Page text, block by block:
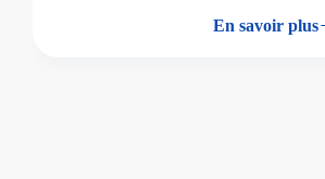
En savoir plus
Lecture